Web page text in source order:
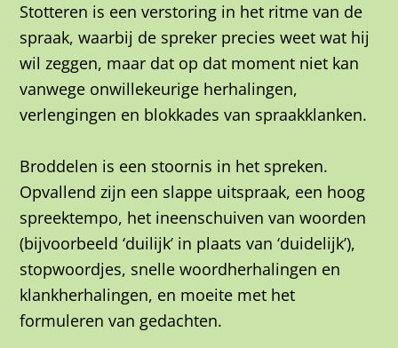
Stotteren is een verstoring in het ritme van de
spraak, waarbij de spreker precies weet wat hij
wil zeggen, maar dat op dat moment niet kan
vanwege onwillekeurige herhalingen,
verlengingen en blokkades van spraakklanken.
Broddelen is een stoornis in het spreken.
Opvallend zijn een slappe uitspraak, een hoog
spreektempo, het ineenschuiven van woorden
(bijvoorbeeld ‘duilijk’ in plaats van ‘duidelijk’),
stopwoordjes, snelle woordherhalingen en
klankherhalingen, en moeite met het
formuleren van gedachten.